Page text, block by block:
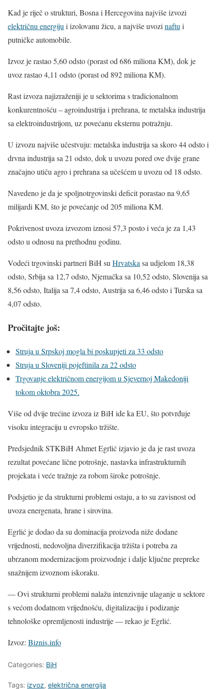
Kad je riječ o strukturi, Bosna i Hercegovina najviše izvozi
električnu energijui izolovanu žicu, a najviše uvozinaftui
putničke automobile.
Izvoz je rastao 5,60 odsto (porast od 686 miliona KM), dok je
uvoz rastao 4,11 odsto (porast od 892 miliona KM).
Rast izvoza najizraženiji je u sektorima s tradicionalnom
konkurentnošću – agroindustrija i prehrana, te metalska industrija
sa elektroindustrijom, uz povećanu eksternu potražnju.
U izvozu najviše učestvuju: metalska industrija sa skoro 44 odsto i
drvna industrija sa 21 odsto, dok u uvozu pored ove dvije grane
značajno utiču agro i prehrana sa učešćem u uvozu od 18 odsto.
Navedeno je da je spoljnotrgovinski deficit porastao na 9,65
milijardi KM, što je povećanje od 205 miliona KM.
Pokrivenost uvoza izvozom iznosi 57,3 posto i veća je za 1,43
odsto u odnosu na prethodnu godinu.
Vodeći trgovinski partneri BiH suHrvatskasa udjelom 18,38
odsto, Srbija sa 12,7 odsto, Njemačka sa 10,52 odsto, Slovenija sa
8,56 odsto, Italija sa 7,4 odsto, Austrija sa 6,46 odsto i Turska sa
4,07 odsto.
Pročitajte još:
Struja u Srpskoj mogla bi poskupjeti za 33 odsto
Struja u Sloveniji pojeftinila za 22 odsto
Trgovanje električnom energijom u Sjevernoj Makedoniji
tokom oktobra 2025.
Više od dvije trećine izvoza iz BiH ide ka EU, što potvrđuje
visoku integraciju u evropsko tržište.
Predsjednik STKBiH Ahmet Egrlić izjavio je da je rast uvoza
rezultat povećane lične potrošnje, nastavka infrastrukturnih
projekata i veće tražnje za robom široke potrošnje.
Podsjetio je da strukturni problemi ostaju, a to su zavisnost od
uvoza energenata, hrane i sirovina.
Egrlić je dodao da su dominacija proizvoda niže dodane
vrijednosti, nedovoljna diverzifikacija tržišta i potreba za
ubrzanom modernizacijom proizvodnje i dalje ključne prepreke
snažnijem izvoznom iskoraku.
— Ovi strukturni problemi nalažu intenzivnije ulaganje u sektore
s većom dodatnom vrijednošću, digitalizaciju i podizanje
tehnološke opremljenosti industrije — rekao je Egrlić.
Izvoz: Biznis.info
Categories: BiH
Tags: izvoz, električna energija